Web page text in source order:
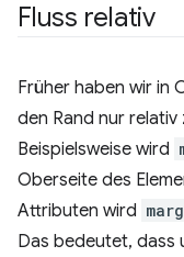
Fluss relativ
Früher haben wir in
den Rand nur
Beispielsweise wird
Oberseite des
Attributen wird
Das bedeutet, dass